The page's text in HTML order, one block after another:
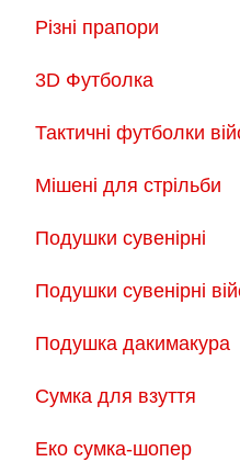
Різні прапори
3D Футболка
Тактичні футболки
Мішені для стрільби
Подушки сувенірні
Подушки сувенірні
Подушка дакимакура
Сумка для взуття
Еко сумка-шопер